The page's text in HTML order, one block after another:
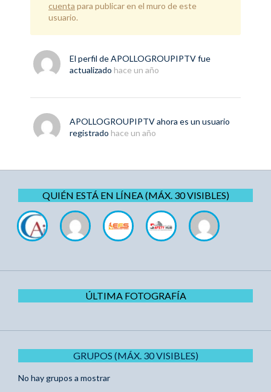
cuenta para publicar en el muro de este
usuario.
El perfil deAPOLLOGROUPIPTVfue
actualizado hace un año
APOLLOGROUPIPTVahora es un usuario
registrado hace un año
QUIÉN ESTÁ EN LÍNEA (MÁX. 30 VISIBLES)
ÚLTIMA FOTOGRAFÍA
GRUPOS (MÁX. 30 VISIBLES)
No hay grupos a mostrar